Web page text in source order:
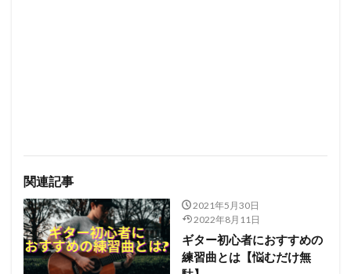
関連記事
2021年5月30日
2022年8月11日
ギター初心者におすすめの
練習曲とは【悩むだけ無